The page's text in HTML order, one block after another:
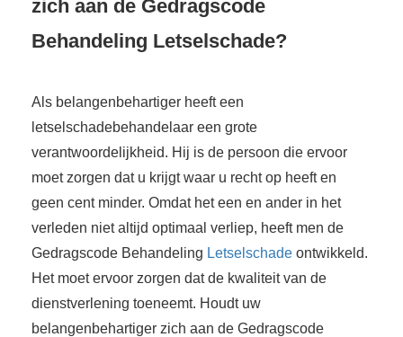
zich aan de Gedragscode
Behandeling Letselschade?
Als belangenbehartiger heeft een
letselschadebehandelaar een grote
verantwoordelijkheid. Hij is de persoon die ervoor
moet zorgen dat u krijgt waar u recht op heeft en
geen cent minder. Omdat het een en ander in het
verleden niet altijd optimaal verliep, heeft men de
Gedragscode Behandeling Letselschade ontwikkeld.
Het moet ervoor zorgen dat de kwaliteit van de
dienstverlening toeneemt. Houdt uw
belangenbehartiger zich aan de Gedragscode